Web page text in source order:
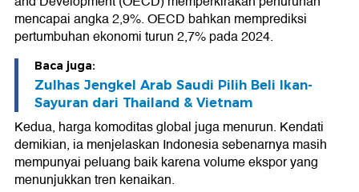
mencapai angka 2,9%. OECD bahkan memprediksi
pertumbuhan ekonomi turun 2,7% pada 2024.
Baca juga:
Zulhas Jengkel Arab Saudi Pilih Beli Ikan-
Sayuran dari Thailand & Vietnam
Kedua, harga komoditas global juga menurun. Kendati
demikian, ia menjelaskan Indonesia sebenarnya masih
mempunyai peluang baik karena volume ekspor yang
menunjukkan tren kenaikan.